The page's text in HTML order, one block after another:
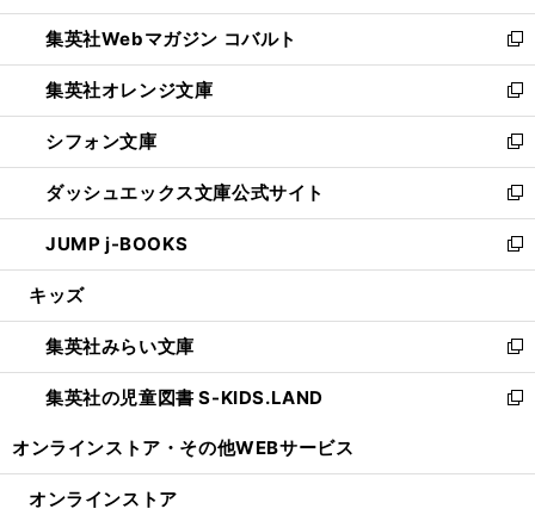
開
く
ウ
で
開
く
ン
ド
ウ
で
開
く
ウ
ィ
ン
ド
ウ
で
開
く
集英社Webマガジン コバルト
新
し
い
ウ
ィ
ン
ド
ウ
で
開
集英社オレンジ文庫
新
し
い
ウ
ィ
ン
ド
ウ
開
く
シフォン文庫
新
し
い
ウ
ィ
ン
ウ
で
開
く
ダッシュエックス文庫公式サイト
新
し
い
ウ
ン
ド
ウ
で
JUMP j-BOOKS
新
し
ウ
ィ
ン
ド
開
キッズ
集英社みらい文庫
新
し
い
ン
集英社の児童図書 S-KIDS.LAND
新
ウ
オンラインストア・ その他WEBサービス
オンラインストア